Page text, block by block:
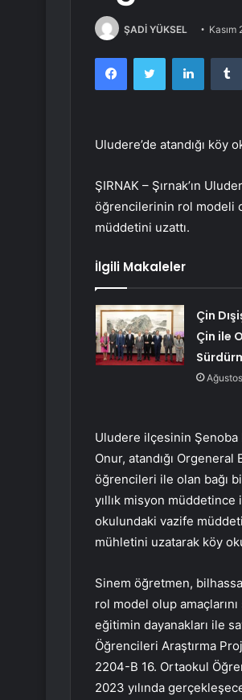
ŞADİ YÜKSEL Kasım
FacebookTwitter LinkedIn
Uludere’de atandığı
ŞIRNAK – Şırnak’ın
öğrencilerinin rol modeli
müddetini uzattı.
İlgili Makaleler
Çin
Çin ile
Uludere ilçesinin Şenoba
Onur, atandığı Orgeneral
öğrencileri ile olan bağı
yıllık misyon
okulundaki vazife
mühletini uzatarak köy
Sinem öğretmen,
rol model olup
eğitimin dayanakları ile
Öğrencileri Araştırma
2204-B 16. Ortaokul
2023 yılında